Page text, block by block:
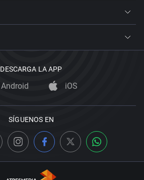
DESCARGA LA APP
Android iOS
SÍGUENOS EN